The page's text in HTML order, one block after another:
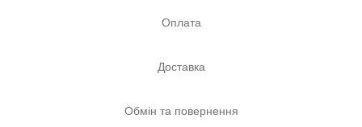
Оплата
Доставка
Обмін та повернення